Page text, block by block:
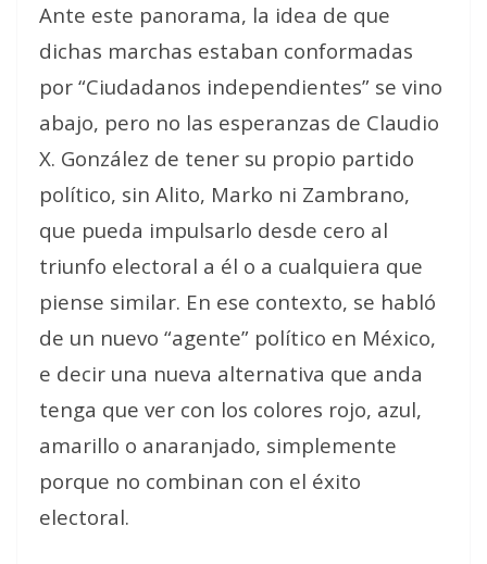
Ante este panorama, la idea de que
dichas marchas estaban conformadas
por “Ciudadanos independientes” se vino
abajo, pero no las esperanzas de Claudio
X. González de tener su propio partido
político, sin Alito, Marko ni Zambrano,
que pueda impulsarlo desde cero al
triunfo electoral a él o a cualquiera que
piense similar. En ese contexto, se habló
de un nuevo “agente” político en México,
e decir una nueva alternativa que anda
tenga que ver con los colores rojo, azul,
amarillo o anaranjado, simplemente
porque no combinan con el éxito
electoral.